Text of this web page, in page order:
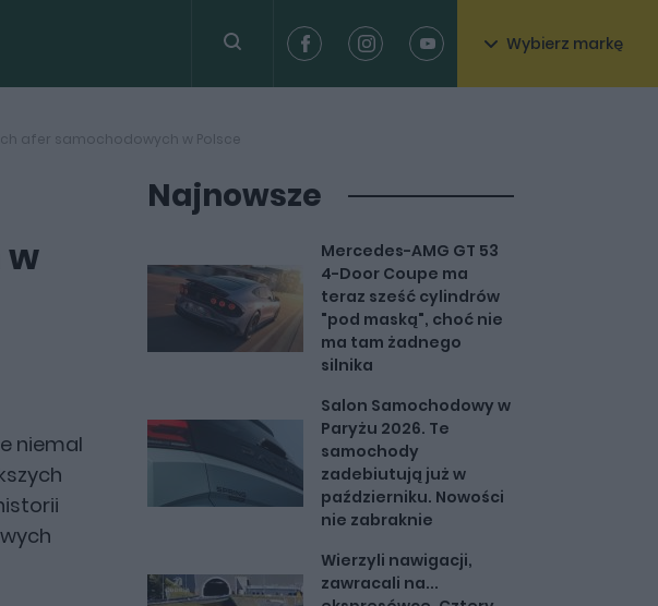
Wybierz markę
afer samochodowych w Polsce
niemal
Najnowsze
Mercedes-AMG GT 53
4-Door Coupe ma
teraz sześć cylindrów
"pod maską", choć nie
ma tam żadnego
silnika
Salon Samochodowy w
Paryżu 2026. Te
samochody
zadebiutują już w
październiku. Nowości
nie zabraknie
Wierzyli nawigacji,
zawracali na...